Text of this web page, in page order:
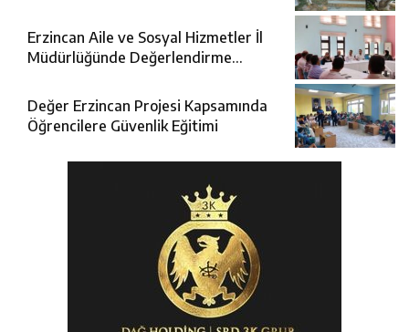
Erzincan Aile ve Sosyal Hizmetler İl
Müdürlüğünde Değerlendirme
Değer Erzincan Projesi Kapsamında
Öğrencilere Güvenlik Eğitimi